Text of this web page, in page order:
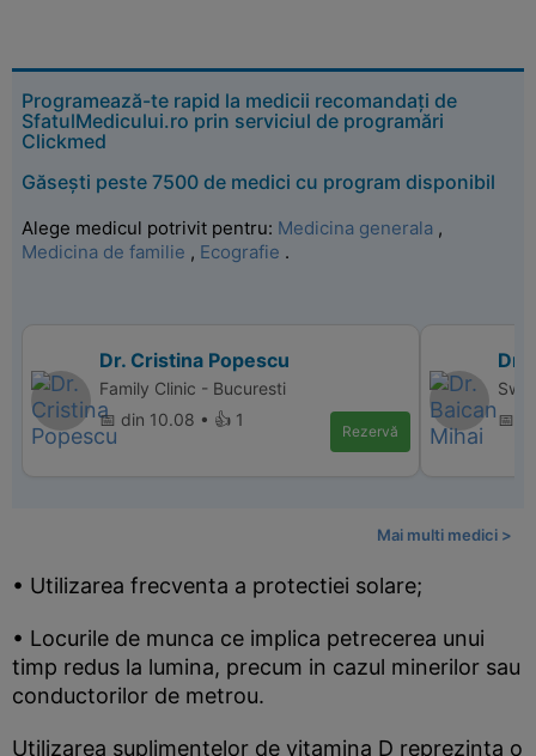
Programează-te rapid la medicii recomandați de
SfatulMedicului.ro prin serviciul de programări
Clickmed
Găsești peste 7500 de medici cu program disponibil
Alege medicul potrivit pentru: Medicina generala ,
Medicina de familie , Ecografie .
Dr. Cristina Popescu
Family Clinic - Bucuresti
📅 din 10.08 • 👍 1
Rezervă
Dr.
📅
Mai multi medici >
• Utilizarea frecventa a protectiei solare;
• Locurile de munca ce implica petrecerea unui
timp redus la lumina, precum in cazul minerilor sau
conductorilor de metrou.
Utilizarea suplimentelor de vitamina D reprezinta o